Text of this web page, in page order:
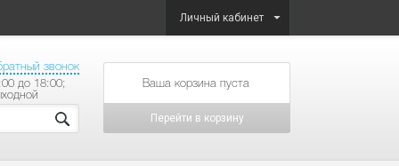
Личный кабинет
звонок
до 18:00;
товаров на сумму
Перейти в корзину